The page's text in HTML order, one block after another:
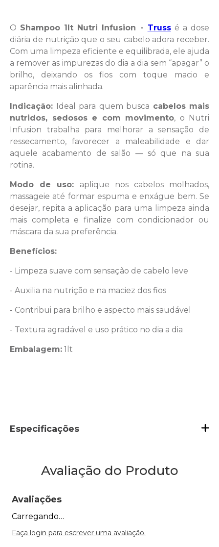
O Shampoo 1lt Nutri Infusion - Trussé a dose
diária de nutrição que o seu cabelo adora receber.
Com uma limpeza eficiente e equilibrada, ele ajuda
a remover as impurezas do dia a dia sem “apagar” o
brilho, deixando os fios com toque macio e
aparência mais alinhada.
Indicação: Ideal para quem busca cabelos mais
nutridos, sedosos e com movimento, o Nutri
Infusion trabalha para melhorar a sensação de
ressecamento, favorecer a maleabilidade e dar
aquele acabamento de salão — só que na sua
rotina.
Modo de uso: aplique nos cabelos molhados,
massageie até formar espuma e enxágue bem. Se
desejar, repita a aplicação para uma limpeza ainda
mais completa e finalize com condicionador ou
máscara da sua preferência.
Benefícios:
- Limpeza suave com sensação de cabelo leve
- Auxilia na nutrição e na maciez dos fios
- Contribui para brilho e aspecto mais saudável
- Textura agradável e uso prático no dia a dia
Embalagem: 1lt
Especificações
Avaliação do Produto
Avaliações
Carregando…
Faça login para escrever uma avaliação.